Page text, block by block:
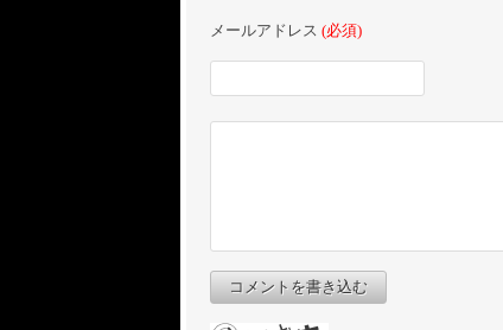
メールアドレス (必須)
コメントを書き込む